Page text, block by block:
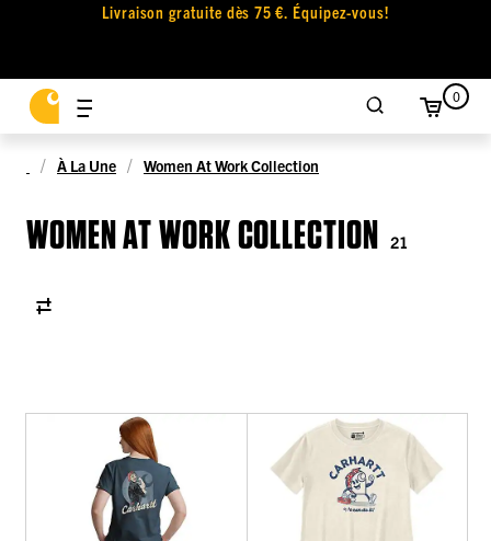
Livraison gratuite dès 75 €. Équipez-vous!
0
À La Une Women At Work Collection
WOMEN AT WORK COLLECTION 21